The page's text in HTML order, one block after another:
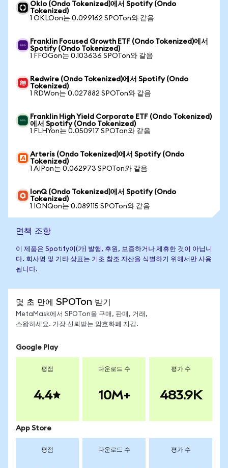
Oklo (Ondo Tokenized)에서 Spotify (Ondo
Tokenized)
1 OKLOon는 0.099162 SPOTon와 같음
Franklin Focused Growth ETF (Ondo Tokenized)에서
Spotify (Ondo Tokenized)
1 FFOGon는 0.103636 SPOTon와 같음
Redwire (Ondo Tokenized)에서 Spotify (Ondo
Tokenized)
1 RDWon는 0.027882 SPOTon와 같음
Franklin High Yield Corporate ETF (Ondo Tokenized)
에서 Spotify (Ondo Tokenized)
1 FLHYon는 0.050917 SPOTon와 같음
Arteris (Ondo Tokenized)에서 Spotify (Ondo
Tokenized)
1 AIPon는 0.062973 SPOTon와 같음
IonQ (Ondo Tokenized)에서 Spotify (Ondo
Tokenized)
1 IONQon는 0.089115 SPOTon와 같음
면책 조항
이 제품은 Spotify이(가) 발행, 후원, 보증하거나 제휴한 것이 아닙니
다. 회사명 및 기타 상표는 기초 참조 자산을 식별하기 위해서만 사용
됩니다.
몇 초 만에 SPOTon 받기
MetaMask에서 SPOTon을 구매, 판매, 거래,
스왑하세요. 가장 신뢰받는 암호화폐 지갑.
Google Play
평점
4.4
다운로드 수
10M+
평가 수
483.9K
App Store
평점 다운로드 수 평가 수